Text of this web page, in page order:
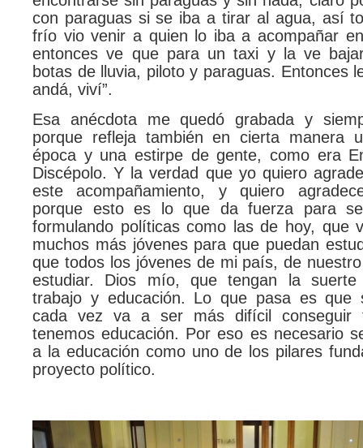
con paraguas si se iba a tirar al agua, así
frío vio venir a quien lo iba a acompañar
entonces ve que para un taxi y la ve
botas de lluvia, piloto y paraguas. Entonces
andá, viví”.
Esa anécdota me quedó grabada y
porque refleja también en cierta manera
época y una estirpe de gente, como era
Discépolo. Y la verdad que yo quiero
este acompañamiento, y quiero
porque esto es lo que da fuerza para
formulando políticas como las de hoy, que
muchos más jóvenes para que puedan
que todos los jóvenes de mi país, de
estudiar. Dios mío, que tengan la
trabajo y educación. Lo que pasa es que
cada vez va a ser más difícil conseguir
tenemos educación. Por eso es necesario
a la educación como uno de los pilares
proyecto político.